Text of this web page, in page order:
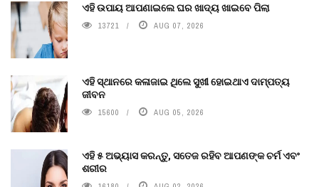
ଏହି ଉପାୟ ଆପଣାଇଲେ ଘର ଖାଦ୍ୟ ଖାଇବେ ପିଲା
13721 AUG 07, 2026
ଏହି ସ୍ଥାନରେ କଳାଜାଇ ଥିଲେ ସୁଖୀ ହୋଇଥାଏ ଦାମ୍ପତ୍ୟ
ଜୀବନ
15600 AUG 05, 2026
ଏହି ୫ ଅଭ୍ୟାସ କରନ୍ତୁ, ସତେଜ ରହିବ ଆପଣଙ୍କ ଚର୍ମ ଏବଂ
ଶରୀର